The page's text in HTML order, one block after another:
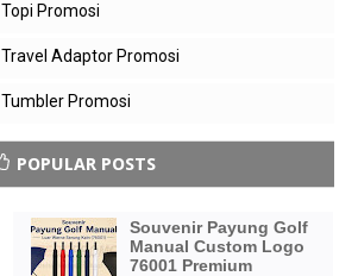
Topi Promosi
Travel Adaptor Promosi
Tumbler Promosi
POPULAR POSTS
Souvenir Payung Golf
Manual Custom Logo
76001 Premium